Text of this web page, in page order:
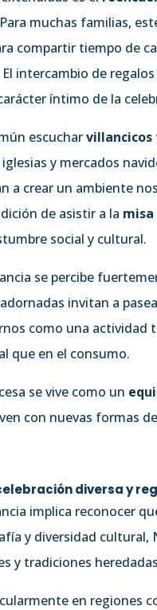
muchas familias,
compartir tiempo de
intercambio de
íntimo de la
escucharvillancicos
y mercados
a crear un ambiente
de asistir a la
social y cultural.
se percibe
invitan a
como una actividad
que en el consumo.
se vive como un
con nuevas formas
diversa y
implica reconocer
y diversidad
y tradiciones
en regiones